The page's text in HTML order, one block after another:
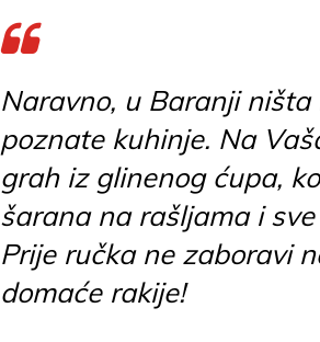
Naravno, u Baranji
poznate kuhinje. Na
grah iz glinenog ćupa,
šarana na rašljama i
Prije ručka ne zaboravi
domaće rakije!